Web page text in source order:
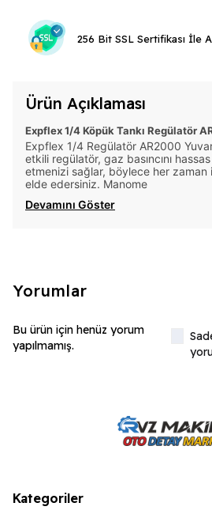
256 Bit SSL Sertifikası İle
Ürün Açıklaması
Expflex 1/4 Köpük Tankı Regülatör
Expflex 1/4 Regülatör AR2000
etkili regülatör, gaz basıncını
etmenizi sağlar, böylece her zaman
elde edersiniz. Manome
Devamını Göster
Yorumlar
Bu ürün için henüz yorum
yapılmamış.
Kategoriler